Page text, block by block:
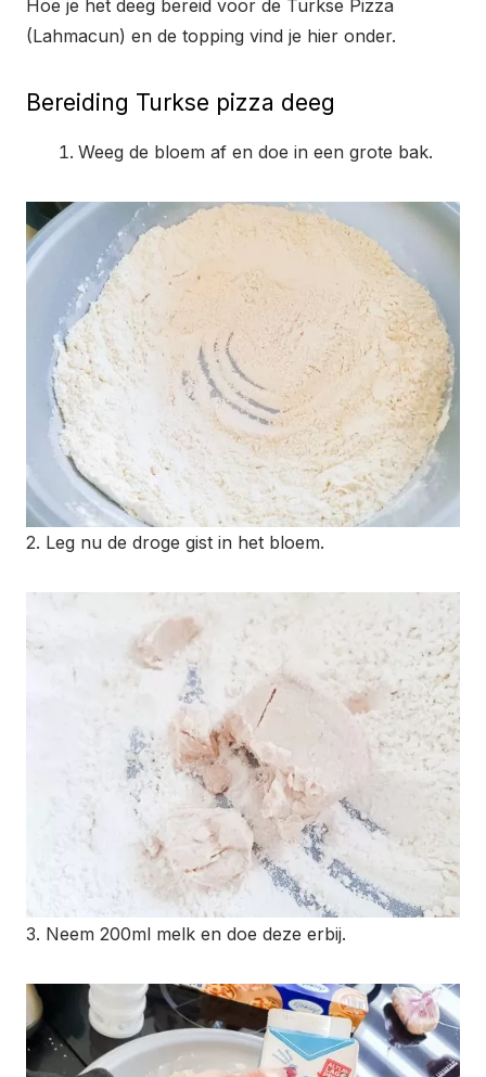
Hoe je het deeg bereid voor de Turkse Pizza
(Lahmacun) en de topping vind je hier onder.
Bereiding Turkse pizza deeg
Weeg de bloem af en doe in een grote bak.
2. Leg nu de droge gist in het bloem.
3. Neem 200ml melk en doe deze erbij.